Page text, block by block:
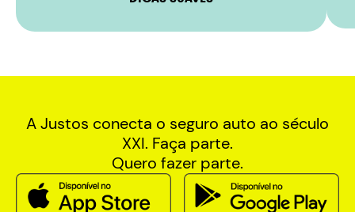
A Justos conecta o seguro auto ao século
XXI. Faça parte.
Quero fazer parte.